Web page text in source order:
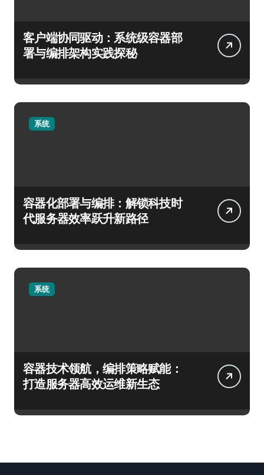
客户端协同驱动：系统级容器部
署与编排架构实践探秘
系统
容器化部署与编排：解锁科技时
代服务器效率跃升新路径
系统
容器技术领航，编排策略赋能：
打造服务器高效运维新生态